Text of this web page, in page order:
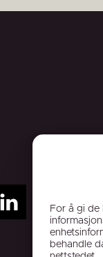
For å gi de
behandle